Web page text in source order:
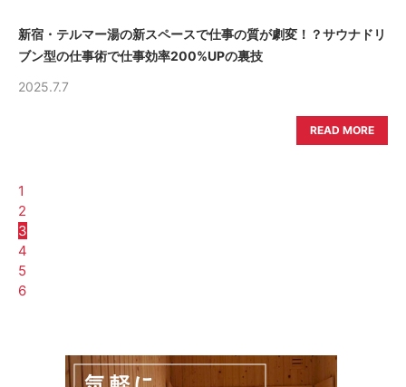
新宿・テルマー湯の新スペースで仕事の質が劇変！？サウナドリ
ブン型の仕事術で仕事効率200%UPの裏技
2025.7.7
READ MORE
1
2
3
4
5
6